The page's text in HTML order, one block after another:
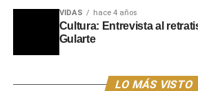
VIDAS hace 4 años
Cultura: Entrevista al
Gularte
LO MÁS VISTO